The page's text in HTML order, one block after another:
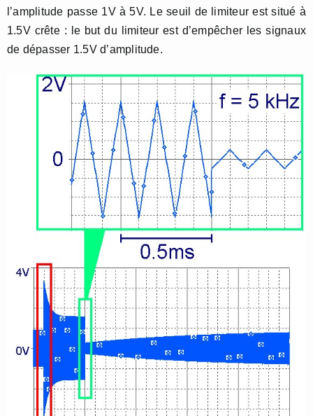
l’amplitude passe 1V à 5V. Le seuil de limiteur est situé à
1.5V crête : le but du limiteur est d’empêcher les signaux
de dépasser 1.5V d’amplitude.